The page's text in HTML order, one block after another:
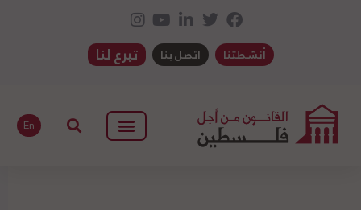
أنشطتنا اتصل بنا تبرع لنا
En